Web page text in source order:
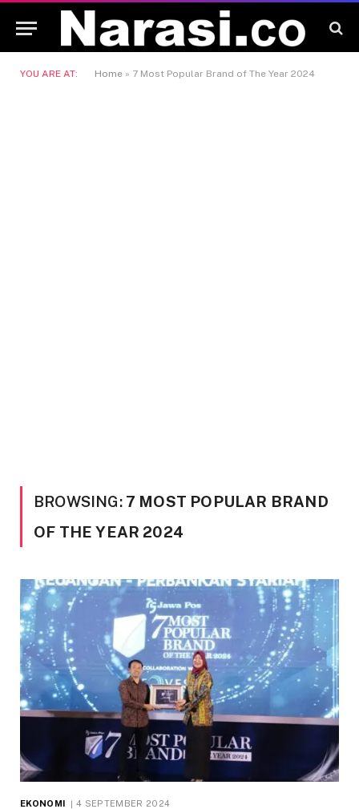
YOU ARE AT: Home » 7 Most Popular Brand of The Year 2024
BROWSING: 7 MOST POPULAR BRAND
OF THE YEAR 2024
EKONOMI 4 SEPTEMBER 2024